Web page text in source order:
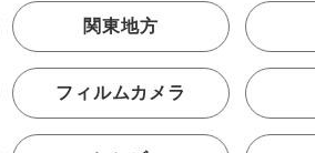
関東地方
フィルムカメラ